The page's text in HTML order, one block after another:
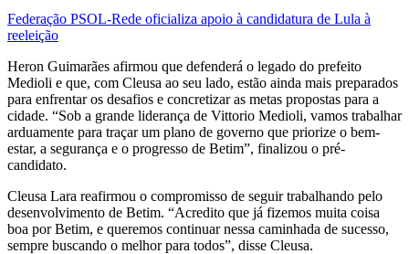
Federação PSOL-Rede oficializa apoio à candidatura de Lula à
reeleição
Heron Guimarães afirmou que defenderá o legado do prefeito
Medioli e que, com Cleusa ao seu lado, estão ainda mais preparados
para enfrentar os desafios e concretizar as metas propostas para a
cidade. “Sob a grande liderança de Vittorio Medioli, vamos trabalhar
arduamente para traçar um plano de governo que priorize o bem-
estar, a segurança e o progresso de Betim”, finalizou o pré-
candidato.
Cleusa Lara reafirmou o compromisso de seguir trabalhando pelo
desenvolvimento de Betim. “Acredito que já fizemos muita coisa
boa por Betim, e queremos continuar nessa caminhada de sucesso,
sempre buscando o melhor para todos”, disse Cleusa.